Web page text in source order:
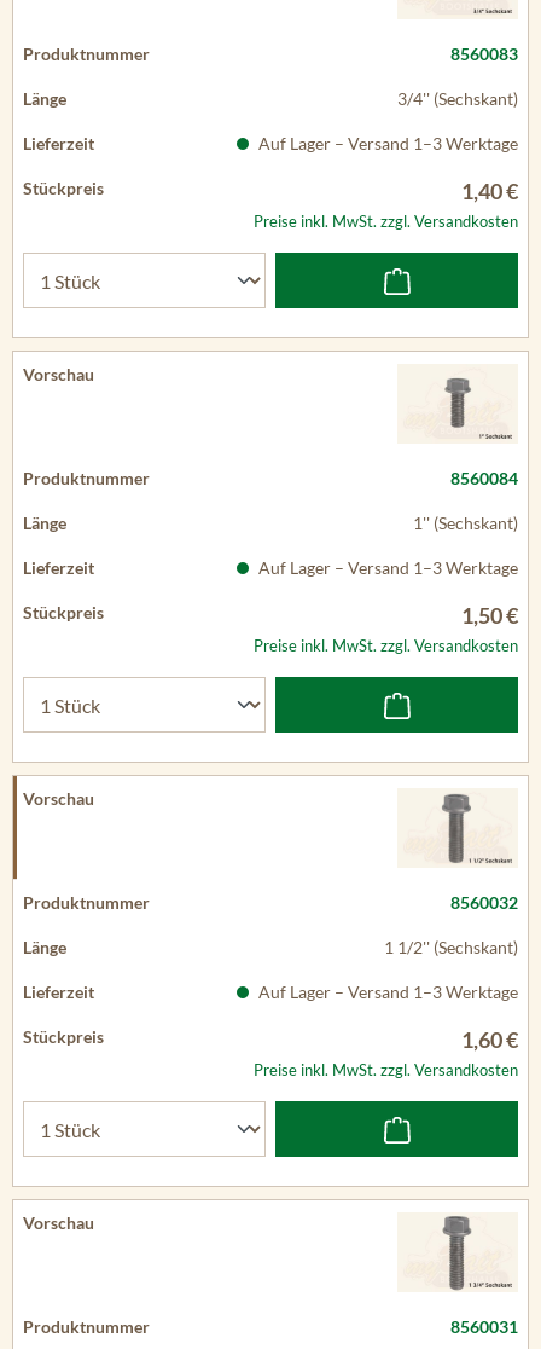
8560083
3/4'' (Sechskant)
Auf Lager – Versand 1–3 Werktage
1,40 €
Preise inkl. MwSt. zzgl. Versandkosten
8560084
1'' (Sechskant)
Auf Lager – Versand 1–3 Werktage
1,50 €
Preise inkl. MwSt. zzgl. Versandkosten
8560032
1 1/2'' (Sechskant)
Auf Lager – Versand 1–3 Werktage
1,60 €
Preise inkl. MwSt. zzgl. Versandkosten
8560031